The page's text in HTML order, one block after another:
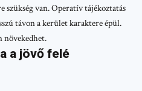
van. Operatív tájékoztatás
távon a kerület karaktere épül.
növekedhet.
a jövő felé